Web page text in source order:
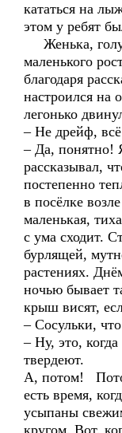
кататься на
этом у ребят
Женька,
маленького
благодаря
настроился на
легонько
– Не дрейф,
– Да, понятно!
рассказывал,
постепенно
в посёлке
маленькая,
с ума сходит.
бурлящей,
растениях.
ночью бывает
крыш висят,
– Сосульки,
– Ну, это,
твердеют.
А, потом!
есть время,
усыпаны
кругом. Вот,